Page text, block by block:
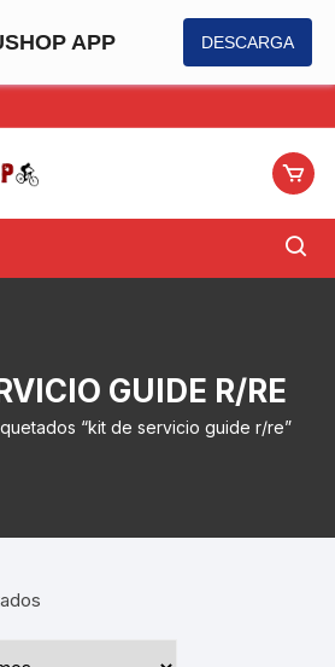
APP DESCARGA
GUIDE R/RE
“kit de servicio guide r/re”